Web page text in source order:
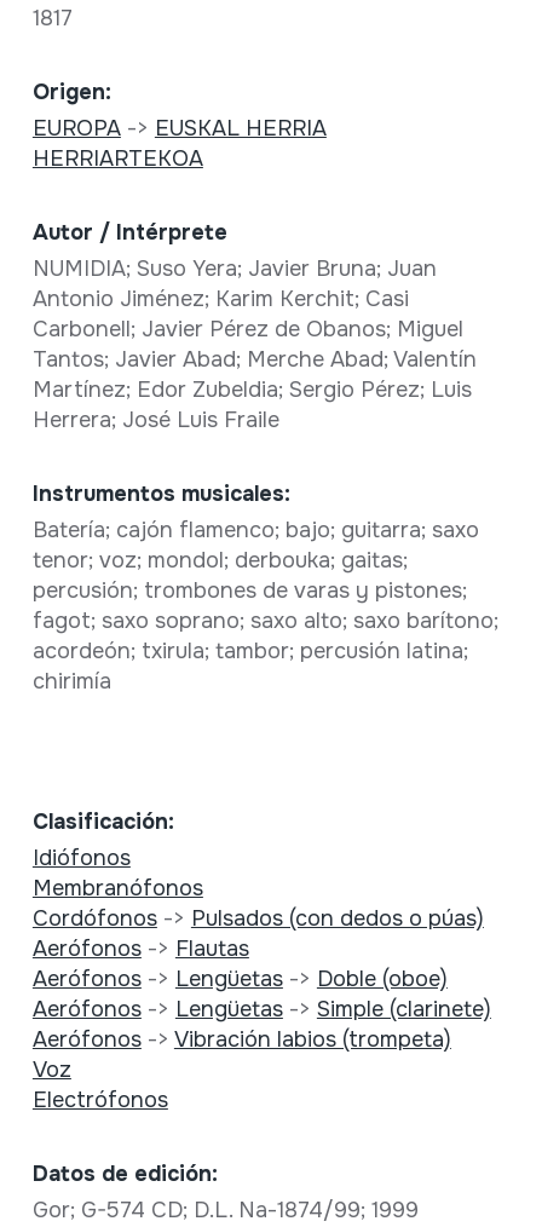
1817
Origen:
EUROPA-> EUSKAL HERRIA
HERRIARTEKOA
Autor / Intérprete
NUMIDIA; Suso Yera; Javier Bruna; Juan
Antonio Jiménez; Karim Kerchit; Casi
Carbonell; Javier Pérez de Obanos; Miguel
Tantos; Javier Abad; Merche Abad; Valentín
Martínez; Edor Zubeldia; Sergio Pérez; Luis
Herrera; José Luis Fraile
Instrumentos musicales:
Batería; cajón flamenco; bajo; guitarra; saxo
tenor; voz; mondol; derbouka; gaitas;
percusión; trombones de varas y pistones;
fagot; saxo soprano; saxo alto; saxo barítono;
acordeón; txirula; tambor; percusión latina;
chirimía
Clasificación:
Idiófonos
Membranófonos
Cordófonos-> Pulsados (con dedos o púas)
Aerófonos-> Flautas
Aerófonos-> Lengüetas-> Doble (oboe)
Aerófonos-> Lengüetas-> Simple (clarinete)
Aerófonos-> Vibración labios (trompeta)
Voz
Electrófonos
Datos de edición:
Gor; G-574 CD; D.L. Na-1874/99; 1999